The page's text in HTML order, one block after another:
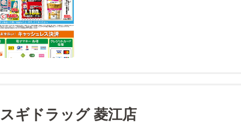
スギドラッグ 菱江店